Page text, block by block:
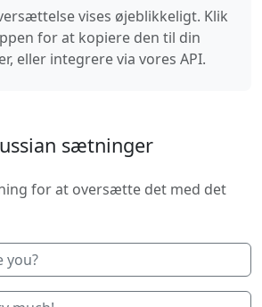
vises øjeblikkeligt. Klik
for at kopiere den til din
eller integrere via vores API.
sætninger
for at oversætte det med det
you?